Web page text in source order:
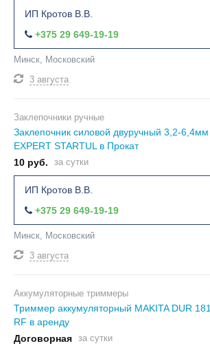
ИП Кротов В.В.
+375 29 649-19-19
Минск, Московский
3 августа
Заклепочники ручные
Заклепочник силовой двуручный 3,2-6,4мм
EXPERT STARTUL в Прокат
10 руб.
за сутки
ИП Кротов В.В.
+375 29 649-19-19
Минск, Московский
3 августа
Аккумуляторные триммеры
Триммер аккумуляторный MAKITA DUR 181
RF в аренду
Договорная за сутки